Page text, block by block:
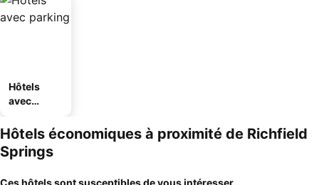
Hôtels
avec
Hôtels économiques à proximité de Richfield
Springs
Ces hôtels sont susceptibles de vous intéresser...